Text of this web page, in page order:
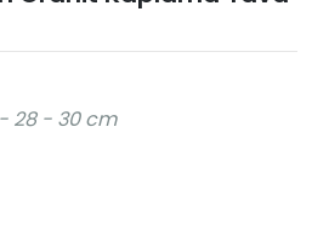
28 - 30 cm